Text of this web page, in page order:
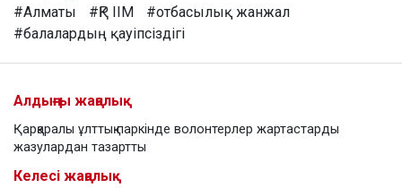
#Алматы #ҚР ІІМ
#отбасылық жанжал
#балалардың қауіпсіздігі
Алдыңғы жаңалық
Қарқаралы ұлттық паркінде волонтерлер жартастарды
жазулардан тазартты
Келесі жаңалық